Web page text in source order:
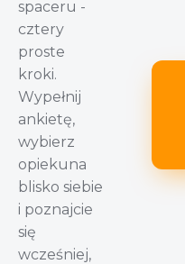
spaceru -
cztery
proste
kroki.
Wypełnij
ankietę,
wybierz
opiekuna
blisko siebie
i poznajcie
się
wcześniej,